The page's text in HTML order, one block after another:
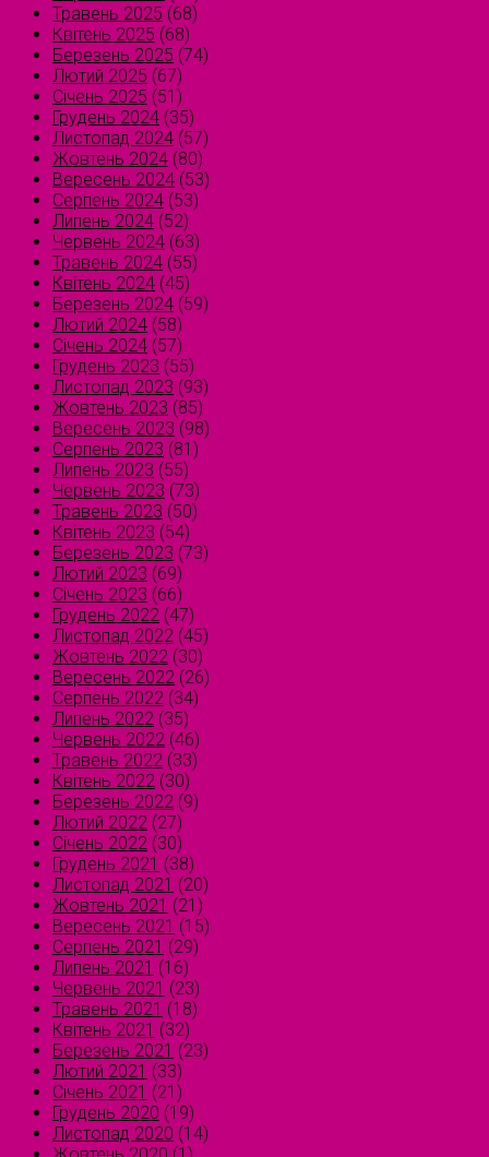
Травень 2025 (68)
Квітень 2025 (68)
Березень 2025 (74)
Лютий 2025 (67)
Січень 2025 (51)
Грудень 2024 (35)
Листопад 2024 (57)
Жовтень 2024 (80)
Вересень 2024 (53)
Серпень 2024 (53)
Липень 2024 (52)
Червень 2024 (63)
Травень 2024 (55)
Квітень 2024 (45)
Березень 2024 (59)
Лютий 2024 (58)
Січень 2024 (57)
Грудень 2023 (55)
Листопад 2023 (93)
Жовтень 2023 (85)
Вересень 2023 (98)
Серпень 2023 (81)
Липень 2023 (55)
Червень 2023 (73)
Травень 2023 (50)
Квітень 2023 (54)
Березень 2023 (73)
Лютий 2023 (69)
Січень 2023 (66)
Грудень 2022 (47)
Листопад 2022 (45)
Жовтень 2022 (30)
Вересень 2022 (26)
Серпень 2022 (34)
Липень 2022 (35)
Червень 2022 (46)
Травень 2022 (33)
Квітень 2022 (30)
Березень 2022 (9)
Лютий 2022 (27)
Січень 2022 (30)
Грудень 2021 (38)
Листопад 2021 (20)
Жовтень 2021 (21)
Вересень 2021 (15)
Серпень 2021 (29)
Липень 2021 (16)
Червень 2021 (23)
Травень 2021 (18)
Квітень 2021 (32)
Березень 2021 (23)
Лютий 2021 (33)
Січень 2021 (21)
Грудень 2020 (19)
Листопад 2020 (14)